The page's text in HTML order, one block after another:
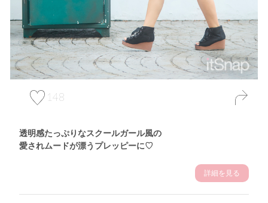
148
透明感たっぷりなスクールガール風の
愛されムードが漂うプレッピーに♡
詳細を見る